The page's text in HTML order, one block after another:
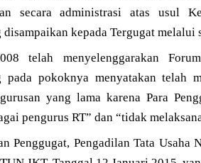
secara administrasi atas usul
kepada Tergugat melalui
008 telah menyelenggarakan
pada pokoknya menyatakan telah
yang lama karena Para
pengurus RT” dan “tidak
Penggugat, Pengadilan Tata